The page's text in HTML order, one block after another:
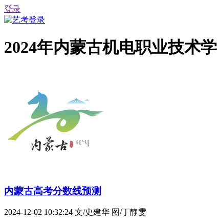
登录
2024年内蒙古机电职业技术
内蒙古高考分数线预测
2024-12-02 10:32:24 文/史建华 图/丁静雯